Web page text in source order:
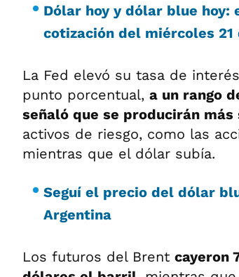
Dólar hoy y dólar blue
cotización del miércoles
La Fed elevó su tasa de
punto porcentual, a un rango
señaló que se producirán
activos de riesgo, como las
mientras que el dólar subía.
Seguí el precio del dólar
Argentina
Los futuros del Brent cayeron